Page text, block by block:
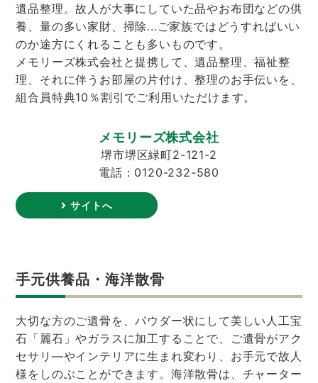
遺品整理。故人が大事にしていた品やお布団などの供
養、量の多い家財、掃除...ご家族ではどうすればいい
のか途方にくれることも多いものです。
メモリーズ株式会社と提携して、遺品整理、福祉整
理、それに伴うお部屋の片付け、整理のお手伝いを、
組合員特典10％割引でご利用いただけます。
メモリーズ株式会社
堺市堺区緑町2-121-2
電話：0120-232-580
サイトへ
手元供養品・海洋散骨
大切な方のご遺骨を、パウダー状にして美しい人工宝
石「麗石」やガラスに加工することで、ご遺骨がアク
セサリ―やインテリアに生まれ変わり、お手元で故人
様をしのぶことができます。海洋散骨は、チャーター